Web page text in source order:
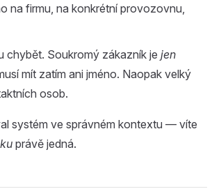
na firmu, na konkrétní provozovnu,
chybět. Soukromý zákazník je jen
mít zatím ani jméno. Naopak velký
osob.
systém ve správném kontextu — víte
právě jedná.